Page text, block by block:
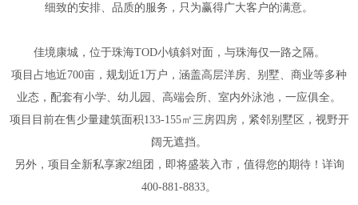
细致的安排、品质的服务，只为赢得广大客户的满意。
佳境康城，位于珠海TOD小镇斜对面，与珠海仅一路之隔。
项目占地近700亩，规划近1万户，涵盖高层洋房、别墅、商业等多种
业态，配套有小学、幼儿园、高端会所、室内外泳池，一应俱全。
项目目前在售少量建筑面积133-155㎡三房四房，紧邻别墅区，视野开
阔无遮挡。
另外，项目全新私享家2组团，即将盛装入市，值得您的期待！详询
400-881-8833。